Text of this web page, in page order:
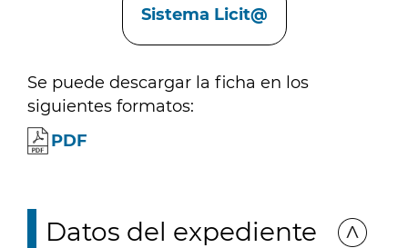
Sistema Licit@
Se puede descargar la ficha en los
siguientes formatos:
PDF
Datos del expediente